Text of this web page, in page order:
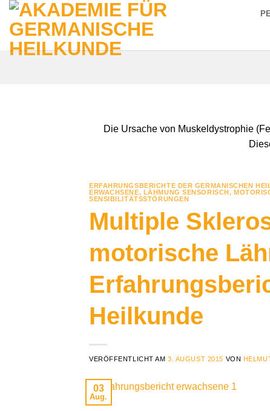
Zum
Inhalt
springen
Die Ursache von Muskeldystrophie
ERFAHRUNGSBERICHTE DER GERMANISCHEN
ERWACHSENE, LÄHMUNG SENSORISCH,
SENSIBILITÄTSSTÖRUNGEN
Multiple
motorische
Heilkunde
VERÖFFENTLICHT AM3. AUGUST 2015 VON
03
Aug.